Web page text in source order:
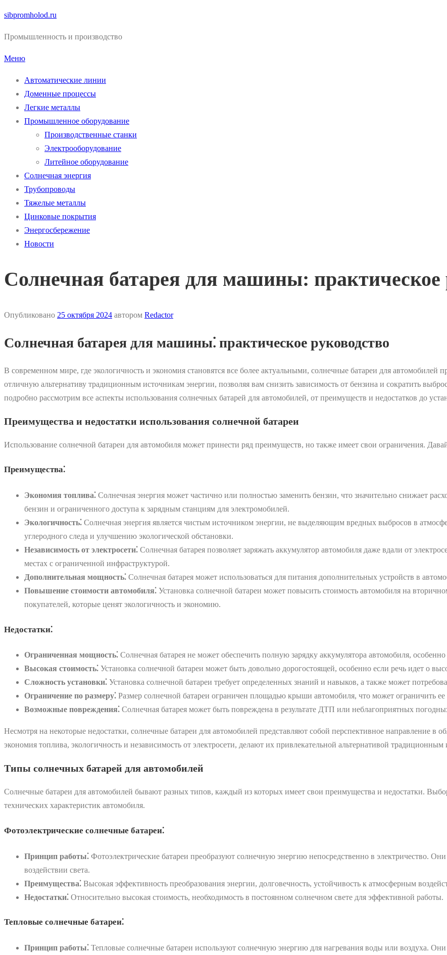
Перейти
содержимому
sibpromholod.ru
Промышленность и производство
Меню
Автоматические линии
Доменные процессы
Легкие металлы
Промышленное оборудование
Производственные станки
Электрооборудование
Литейное оборудование
Солнечная энергия
Трубопроводы
Тяжелые металлы
Цинковые покрытия
Энергосбережение
Новости
Солнечная батарея для машины: практическое
Опубликовано 25 октября 2024 автором Redactor
Солнечная батарея для машины⁚ практическое руководство
В современном мире, где экологичность и экономия становятся все более актуальными, солнечные батареи для
отличную альтернативу традиционным источникам энергии, позволяя вам снизить зависимость от бензина и сократить
подробно рассмотрим все аспекты использования солнечных батарей для автомобилей, от преимуществ и недостатков до
Преимущества и недостатки использования солнечной батареи
Использование солнечной батареи для автомобиля может принести ряд преимуществ, но также имеет свои ограничения.
Преимущества⁚
Экономия топлива⁚ Солнечная энергия может частично или полностью заменить бензин, что значительно снижает
бензин и ограниченного доступа к зарядным станциям для электромобилей.
Экологичность⁚ Солнечная энергия является чистым источником энергии, не выделяющим вредных выбросов в
углеродного следа и улучшению экологической обстановки.
Независимость от электросети⁚ Солнечная батарея позволяет заряжать аккумулятор автомобиля даже вдали от
местах с ограниченной инфраструктурой.
Дополнительная мощность⁚ Солнечная батарея может использоваться для питания дополнительных устройств в
Повышение стоимости автомобиля⁚ Установка солнечной батареи может повысить стоимость автомобиля на
покупателей, которые ценят экологичность и экономию.
Недостатки⁚
Ограниченная мощность⁚ Солнечная батарея не может обеспечить полную зарядку аккумулятора автомобиля,
Высокая стоимость⁚ Установка солнечной батареи может быть довольно дорогостоящей, особенно если речь идет о
Сложность установки⁚ Установка солнечной батареи требует определенных знаний и навыков, а также может
Ограничение по размеру⁚ Размер солнечной батареи ограничен площадью крыши автомобиля, что может ограничить
Возможные повреждения⁚ Солнечная батарея может быть повреждена в результате ДТП или неблагоприятных
Несмотря на некоторые недостатки, солнечные батареи для автомобилей представляют собой перспективное направление в
экономия топлива, экологичность и независимость от электросети, делают их привлекательной альтернативой
Типы солнечных батарей для автомобилей
Солнечные батареи для автомобилей бывают разных типов, каждый из которых имеет свои преимущества и недостатки.
технических характеристик автомобиля.
Фотоэлектрические солнечные батареи⁚
Принцип работы⁚ Фотоэлектрические батареи преобразуют солнечную энергию непосредственно в электричество.
воздействии света.
Преимущества⁚ Высокая эффективность преобразования энергии, долговечность, устойчивость к атмосферным
Недостатки⁚ Относительно высокая стоимость, необходимость в постоянном солнечном свете для эффективной работы.
Тепловые солнечные батареи⁚
Принцип работы⁚ Тепловые солнечные батареи используют солнечную энергию для нагревания воды или воздуха.